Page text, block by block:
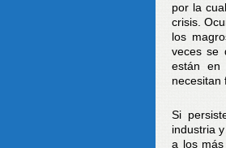
por la
crisis.
los
veces se
están en
necesitan
Si
industria
a los